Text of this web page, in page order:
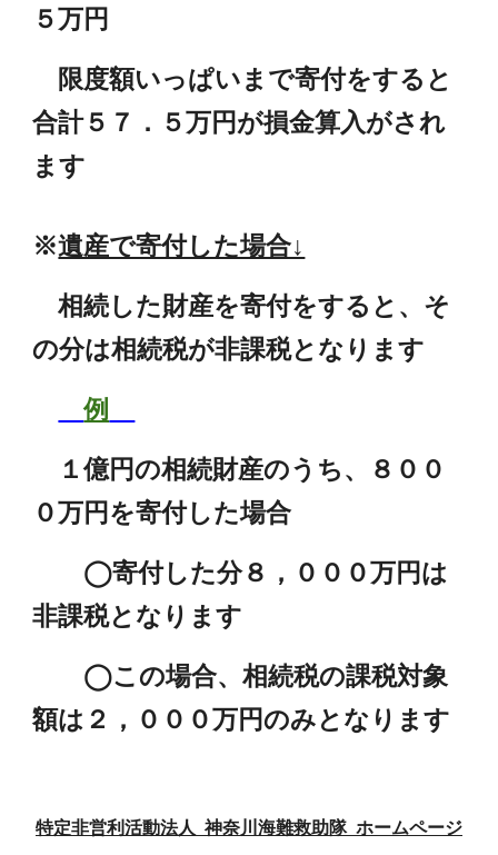
５万円
限度額いっぱいまで寄付をすると
合計５７．５万円が損金算入がされ
ます
※遺産で寄付した場合↓
相続した財産を寄付をすると、そ
の分は相続税が非課税となります
例
１億円の相続財産のうち、８００
０万円を寄付した場合
◯寄付した分８，０００万円は
非課税となります
◯この場合、相続税の課税対象
額は２，０００万円のみとなります
特定非営利活動法人 神奈川海難救助隊 ホームページ